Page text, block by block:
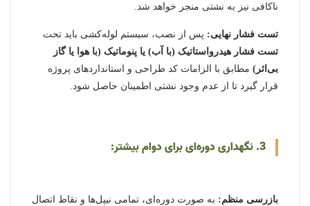
ناکافی نیز به نشتی منجر خواهد شد.
تست فشار نهایی: پس از نصب، سیستم لوله‌کشی باید تحت
تست فشار هیدرواستاتیک (با آب) یا پنوماتیک (با هوا یا گاز
بی‌اثر) مطابق با الزامات کد طراحی و استانداردهای پروژه
قرار گیرد تا از عدم وجود نشتی اطمینان حاصل شود.
3. نگهداری دوره‌ای برای دوام بیشتر:
بازرسی منظم: به صورت دوره‌ای، تمامی نیپل‌ها و نقاط اتصال